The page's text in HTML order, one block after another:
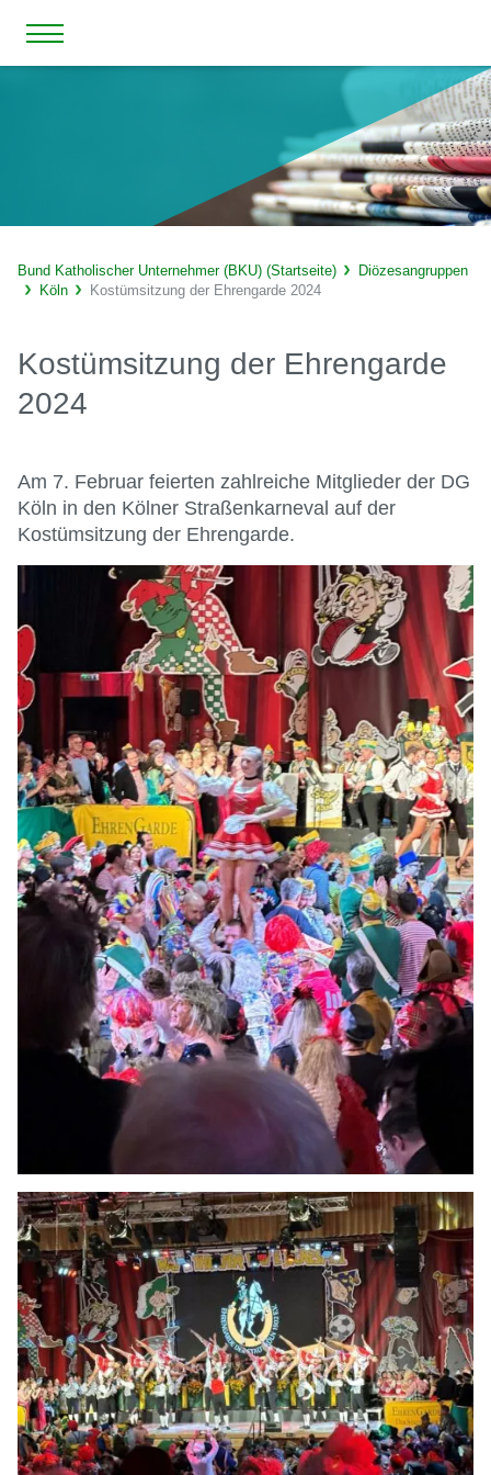
Bund Katholischer Unternehmer (BKU) (Startseite)
Diözesangruppen
Köln
Kostümsitzung der Ehrengarde 2024
Kostümsitzung der Ehrengarde
2024
Am 7. Februar feierten zahlreiche Mitglieder der DG
Köln in den Kölner Straßenkarneval auf der
Kostümsitzung der Ehrengarde.